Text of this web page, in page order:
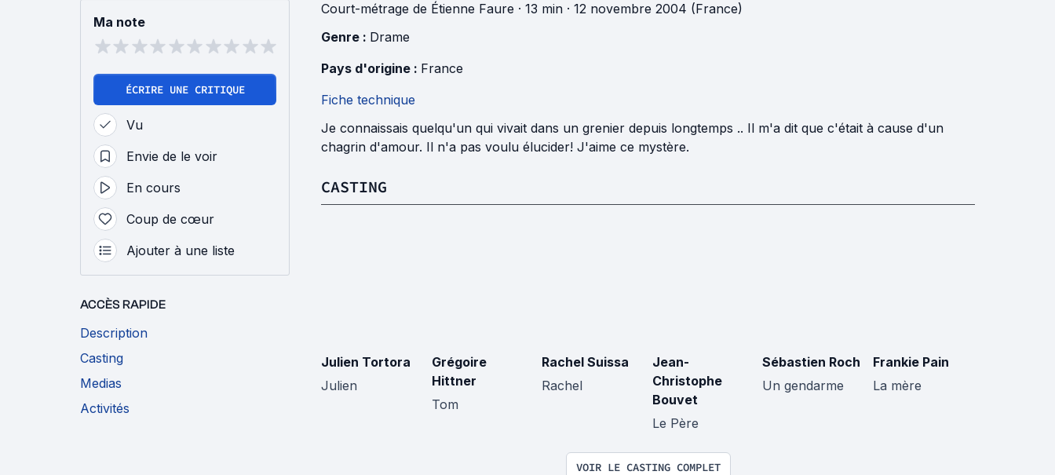
Ma note
ÉCRIRE UNE CRITIQUE
Vu
Envie de le voir
En cours
Coup de cœur
Ajouter à une liste
ACCÈS RAPIDE
Description
Casting
Medias
Activités
Court-métrage de Étienne Faure · 13 min · 12 novembre 2004 (France)
Genre : Drame
Pays d'origine : France
Fiche technique
Je connaissais quelqu'un qui vivait dans un grenier depuis longtemps .. Il m'a dit que c'était à cause d'un
chagrin d'amour. Il n'a pas voulu élucider! J'aime ce mystère.
CASTING
Julien Tortora
Julien
Grégoire
Hittner
Tom
Rachel Suissa
Rachel
Jean-
Christophe
Bouvet
Le Père
Sébastien Roch
Un gendarme
Frankie Pain
La mère
VOIR LE CASTING COMPLET